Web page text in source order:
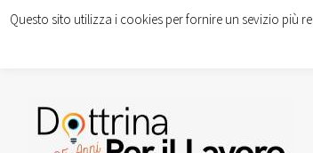
Questo sito utilizza i cookies per fornire un sevizio più